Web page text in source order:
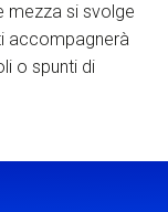
mezza si svolge
accompagnerà
o spunti di